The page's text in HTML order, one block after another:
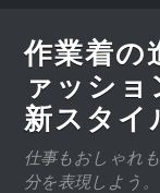
作業着の
ァッシ
新スタイ
仕事もおしゃれ
分を表現しよう。